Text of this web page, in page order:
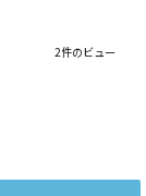
2件のビュー